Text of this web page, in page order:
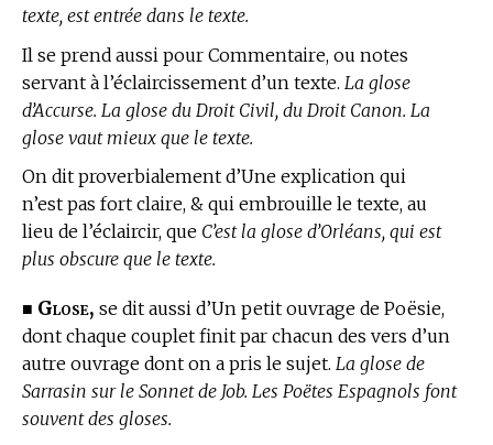
texte, est entrée dans le texte.
Il se prend aussi pour Commentaire, ou notes
servant à l’éclaircissement d’un texte. La glose
d’Accurse. La glose du Droit Civil, du Droit Canon. La
glose vaut mieux que le texte.
On dit proverbialement d’Une explication qui
n’est pas fort claire, & qui embrouille le texte, au
lieu de l’éclaircir, que C’est la glose d’Orléans, qui est
plus obscure que le texte.
■ Glose, se dit aussi d’Un petit ouvrage de Poësie,
dont chaque couplet finit par chacun des vers d’un
autre ouvrage dont on a pris le sujet. La glose de
Sarrasin sur le Sonnet de Job. Les Poëtes Espagnols font
souvent des gloses.